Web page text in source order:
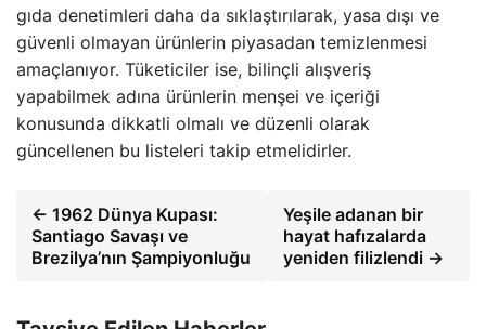
gıda denetimleri daha da sıklaştırılarak, yasa dışı ve
güvenli olmayan ürünlerin piyasadan temizlenmesi
amaçlanıyor. Tüketiciler ise, bilinçli alışveriş
yapabilmek adına ürünlerin menşei ve içeriği
konusunda dikkatli olmalı ve düzenli olarak
güncellenen bu listeleri takip etmelidirler.
← 1962 Dünya Kupası:
Santiago Savaşı ve
Brezilya’nın Şampiyonluğu
Yeşile adanan bir
hayat hafızalarda
yeniden filizlendi →